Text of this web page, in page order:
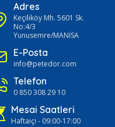
Adres
Keçiliköy Mh. 5601 Sk.
No:4/3
Yunusemre/MANİSA
E-Posta
info@petedor.com
Telefon
0 850 308 29 10
Mesai Saatleri
Haftaiçi - 09:00-17:00